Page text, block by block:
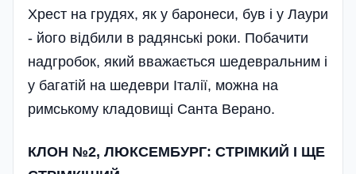
Хрест на грудях, як у баронеси, був і у Лаури
- його відбили в радянські роки. Побачити
надгробок, який вважається шедевральним і
у багатій на шедеври Італії, можна на
римському кладовищі Санта Верано.
КЛОН №2, ЛЮКСЕМБУРГ: СТРІМКИЙ І ЩЕ